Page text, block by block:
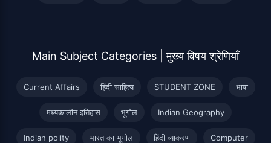
Main Subject Categories | मुख्य विषय श्रेणियाँ
Current Affairs हिंदी साहित्य STUDENT ZONE भाषा
मध्यकालीन इतिहास भूगोल Indian Geography
Indian polity भारत का भूगोल हिंदी व्याकरण Computer